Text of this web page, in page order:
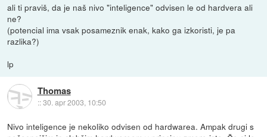
ali ti praviš, da je naš nivo "inteligence" odvisen le od hardvera ali
ne?
(potencial ima vsak posameznik enak, kako ga izkoristi, je pa
razlika?)
lp
Thomas
::30. apr 2003, 10:50
Nivo inteligence je nekoliko odvisen od hardwarea. Ampak drugi s